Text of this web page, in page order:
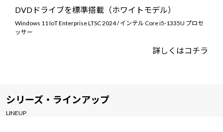
DVDドライブを標準搭載（ホワイトモデル）
Windows 11 IoT Enterprise LTSC 2024 / インテル Core i5-1335U プロセ
ッサー
詳しくはコチラ
シリーズ・ラインアップ
LINEUP